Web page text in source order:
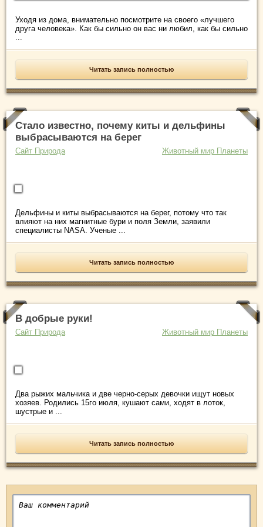
Уходя из дома, внимательно посмотрите на своего «лучшего
друга человека». Как бы сильно он вас ни любил, как бы сильно
...
Читать запись полностью
Стало известно, почему киты и дельфины
выбрасываются на берег
Сайт Природа Животный мир Планеты
Дельфины и киты выбрасываются на берег, потому что так
влияют на них магнитные бури и поля Земли, заявили
специалисты NASA. Ученые ...
Читать запись полностью
В добрые руки!
Сайт Природа Животный мир Планеты
Два рыжих мальчика и две черно-серых девочки ищут новых
хозяев. Родились 15го июля, кушают сами, ходят в лоток,
шустрые и ...
Читать запись полностью